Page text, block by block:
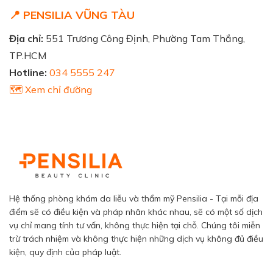
📍 PENSILIA VŨNG TÀU
Địa chỉ: 551 Trương Công Định, Phường Tam Thắng,
TP.HCM
Hotline: 034 5555 247
🗺️ Xem chỉ đường
Hệ thống phòng khám da liễu và thẩm mỹ Pensilia - Tại mỗi địa
điểm sẽ có điều kiện và pháp nhân khác nhau, sẽ có một số dịch
vụ chỉ mang tính tư vấn, không thực hiện tại chỗ. Chúng tôi miễn
trừ trách nhiệm và không thực hiện những dịch vụ không đủ điều
kiện, quy định của pháp luật.